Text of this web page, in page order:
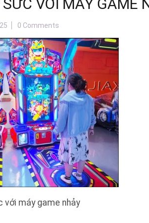
SỨC VỚI MÁY GAME
0 Comments
với máy game nhảy